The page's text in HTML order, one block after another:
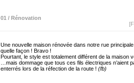
01 / Rénovation
Une nouvelle maison rénovée dans notre rue
quelle façon ! Bravo !
Pourtant, le style est totalement différent de la maison
…mais dommage que tous ces fils électriques n’aient
enterrés lors de la réfection de la route ! (fb)